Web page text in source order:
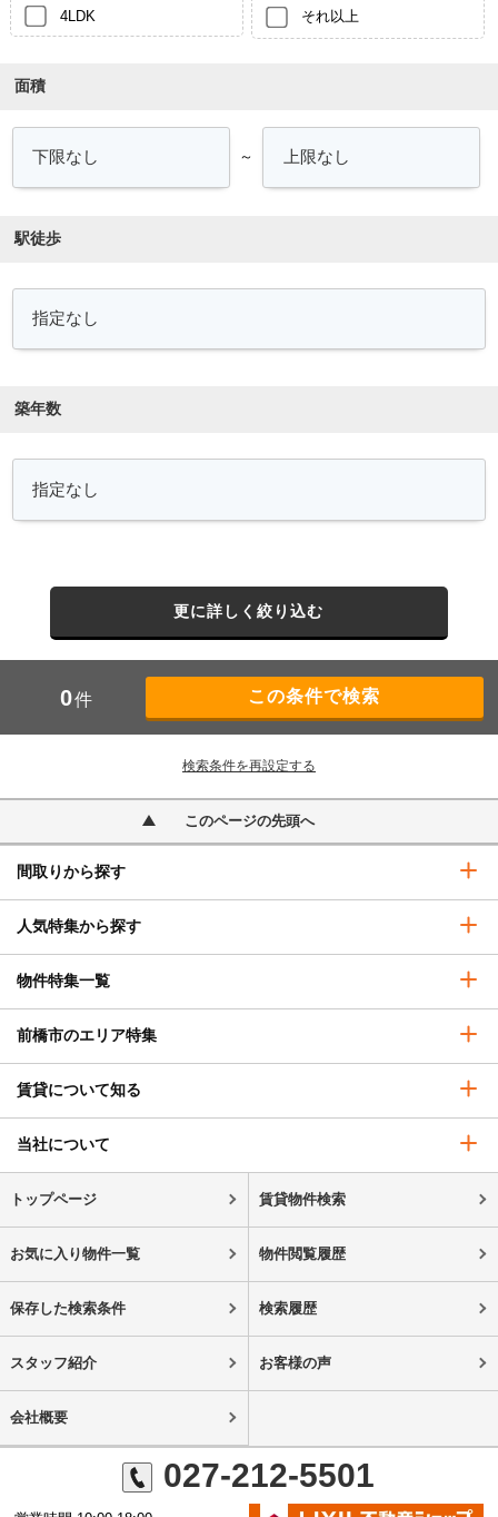
4LDK それ以上
面積
～
駅徒歩
築年数
更に詳しく絞り込む
0件
検索条件を再設定する
このページの先頭へ
間取りから探す
人気特集から探す
物件特集一覧
前橋市のエリア特集
賃貸について知る
当社について
トップページ 賃貸物件検索
お気に入り物件一覧 物件閲覧履歴
保存した検索条件 検索履歴
スタッフ紹介 お客様の声
会社概要
027-212-5501